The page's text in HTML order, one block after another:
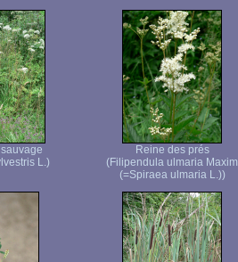
L.)
Reine des prés
(Filipendula ulmaria Maxim
(=Spiraea ulmaria L.))